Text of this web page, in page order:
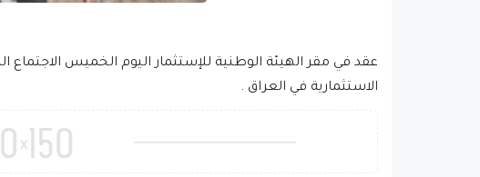
الاستثمارية في العراق .